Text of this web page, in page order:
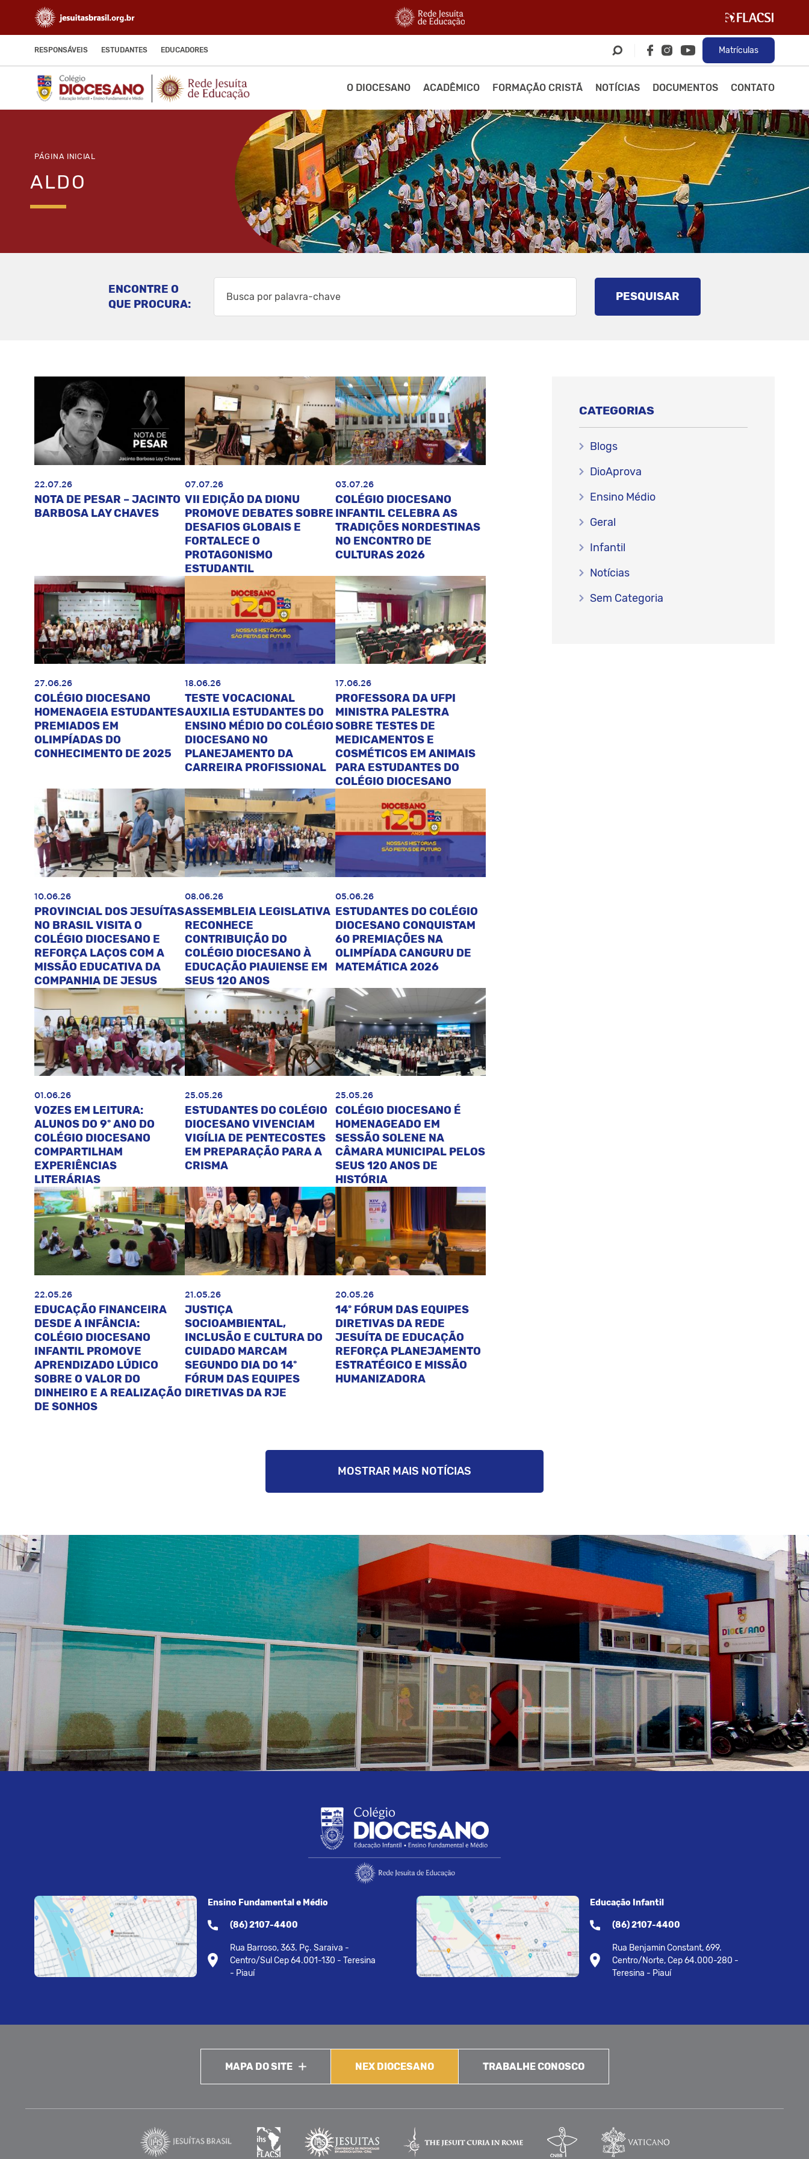
RESPONSÁVEIS ESTUDANTES EDUCADORES Matrículas
O DIOCESANO ACADÊMICO FORMAÇÃO CRISTÃ NOTÍCIAS DOCUMENTOS CONTATO
PÁGINA INICIAL
ALDO
ENCONTRE O
QUE PROCURA:
PESQUISAR
22.07.26
NOTA DE PESAR – JACINTO
BARBOSA LAY CHAVES
07.07.26
VII EDIÇÃO DA DIONU
PROMOVE DEBATES SOBRE
DESAFIOS GLOBAIS E
FORTALECE O
PROTAGONISMO
ESTUDANTIL
03.07.26
COLÉGIO DIOCESANO
INFANTIL CELEBRA AS
TRADIÇÕES NORDESTINAS
NO ENCONTRO DE
CULTURAS 2026
27.06.26
COLÉGIO DIOCESANO
HOMENAGEIA ESTUDANTES
PREMIADOS EM
OLIMPÍADAS DO
CONHECIMENTO DE 2025
18.06.26
TESTE VOCACIONAL
AUXILIA ESTUDANTES DO
ENSINO MÉDIO DO COLÉGIO
DIOCESANO NO
PLANEJAMENTO DA
CARREIRA PROFISSIONAL
17.06.26
PROFESSORA DA UFPI
MINISTRA PALESTRA
SOBRE TESTES DE
MEDICAMENTOS E
COSMÉTICOS EM ANIMAIS
PARA ESTUDANTES DO
COLÉGIO DIOCESANO
10.06.26
PROVINCIAL DOS JESUÍTAS
NO BRASIL VISITA O
COLÉGIO DIOCESANO E
REFORÇA LAÇOS COM A
MISSÃO EDUCATIVA DA
COMPANHIA DE JESUS
08.06.26
ASSEMBLEIA LEGISLATIVA
RECONHECE
CONTRIBUIÇÃO DO
COLÉGIO DIOCESANO À
EDUCAÇÃO PIAUIENSE EM
SEUS 120 ANOS
05.06.26
ESTUDANTES DO COLÉGIO
DIOCESANO CONQUISTAM
60 PREMIAÇÕES NA
OLIMPÍADA CANGURU DE
MATEMÁTICA 2026
01.06.26
VOZES EM LEITURA:
ALUNOS DO 9º ANO DO
COLÉGIO DIOCESANO
COMPARTILHAM
EXPERIÊNCIAS
LITERÁRIAS
25.05.26
ESTUDANTES DO COLÉGIO
DIOCESANO VIVENCIAM
VIGÍLIA DE PENTECOSTES
EM PREPARAÇÃO PARA A
CRISMA
25.05.26
COLÉGIO DIOCESANO É
HOMENAGEADO EM
SESSÃO SOLENE NA
CÂMARA MUNICIPAL PELOS
SEUS 120 ANOS DE
HISTÓRIA
22.05.26
EDUCAÇÃO FINANCEIRA
DESDE A INFÂNCIA:
COLÉGIO DIOCESANO
INFANTIL PROMOVE
APRENDIZADO LÚDICO
SOBRE O VALOR DO
DINHEIRO E A REALIZAÇÃO
DE SONHOS
21.05.26
JUSTIÇA
SOCIOAMBIENTAL,
INCLUSÃO E CULTURA DO
CUIDADO MARCAM
SEGUNDO DIA DO 14º
FÓRUM DAS EQUIPES
DIRETIVAS DA RJE
20.05.26
14º FÓRUM DAS EQUIPES
DIRETIVAS DA REDE
JESUÍTA DE EDUCAÇÃO
REFORÇA PLANEJAMENTO
ESTRATÉGICO E MISSÃO
HUMANIZADORA
CATEGORIAS
Blogs
DioAprova
Ensino Médio
Geral
Infantil
Notícias
Sem Categoria
MOSTRAR MAIS NOTÍCIAS
Ensino Fundamental e Médio
(86) 2107-4400
Rua Barroso, 363. Pç. Saraiva -
Centro/Sul Cep 64.001-130 - Teresina
- Piauí
Educação Infantil
(86) 2107-4400
Rua Benjamin Constant, 699.
Centro/Norte, Cep 64.000-280 -
Teresina - Piauí
MAPA DO SITE NEX DIOCESANO TRABALHE CONOSCO